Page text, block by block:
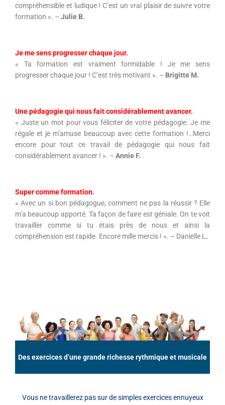
compréhensible et ludique ! C’est un vrai plaisir de suivre votre
formation ». – Julie B.
Je me sens progresser chaque jour.
« Ta formation est vraiment formidable ! Je me sens
progresser chaque jour ! C’est très motivant ». – Brigitte M.
Une pédagogie qui nous fait considérablement avancer.
« Juste un mot pour vous féliciter de votre pédagogie. Je me
régale et je m’amuse beaucoup avec cette formation !…Merci
encore pour tout ce travail de pédagogie qui nous fait
considérablement avancer ! ». – Annie F.
Super comme formation.
« Avec un si bon pédagogue, comment ne pas la réussir ? Elle
m’a beaucoup apporté. Ta façon de faire est géniale. On te voit
travailler comme si tu étais près de nous et ainsi la
compréhension est rapide. Encore mille mercis ! ». – Danielle L .
Des exercices d’une grande richesse rythmique et musicale
Vous ne travaillerez pas sur de simples exercices ennuyeux